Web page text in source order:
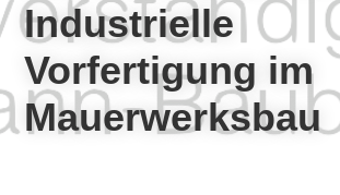
Industrielle
Vorfertigung im
Mauerwerksbau